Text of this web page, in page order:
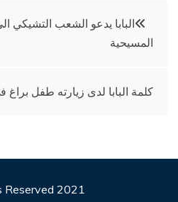
تصفّح
المقالات
البابا يدعو الشعب التشيكي
المسيحية
كلمة البابا لدى زيارته طفل
Reserved 2021